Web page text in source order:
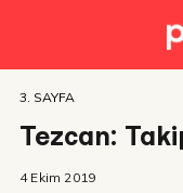
3. SAYFA
Tezcan:
4 Ekim 2019